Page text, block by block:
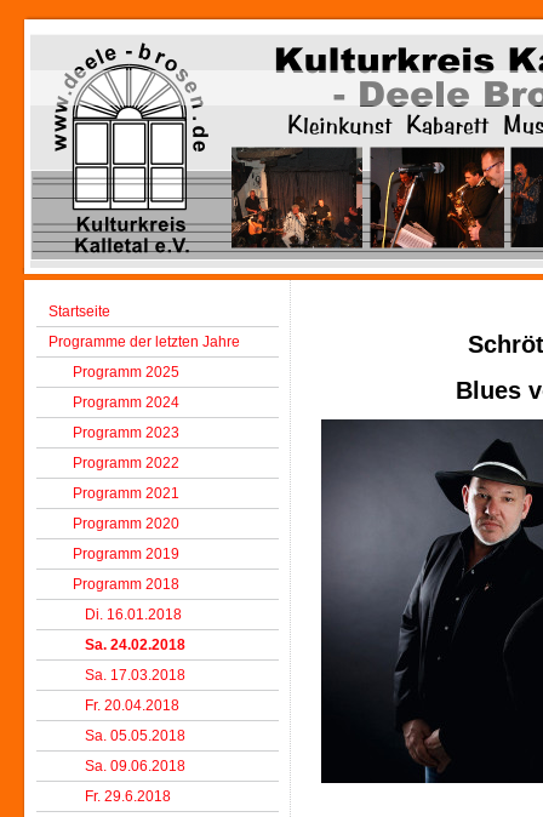
Startseite
Programme der letzten Jahre
Programm 2025
Programm 2024
Programm 2023
Programm 2022
Programm 2021
Programm 2020
Programm 2019
Programm 2018
Di. 16.01.2018
Sa. 24.02.2018
Sa. 17.03.2018
Fr. 20.04.2018
Sa. 05.05.2018
Sa. 09.06.2018
Fr. 29.6.2018
Blues